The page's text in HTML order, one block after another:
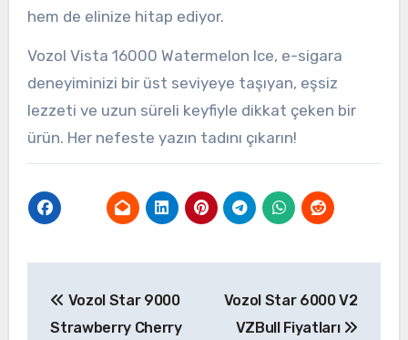
hem de elinize hitap ediyor.
Vozol Vista 16000 Watermelon Ice, e-sigara
deneyiminizi bir üst seviyeye taşıyan, eşsiz
lezzeti ve uzun süreli keyfiyle dikkat çeken bir
ürün. Her nefeste yazın tadını çıkarın!
gezinmesi
Vozol Star 9000
Strawberry Cherry
Vozol Star 6000 V2
VZBull Fiyatları